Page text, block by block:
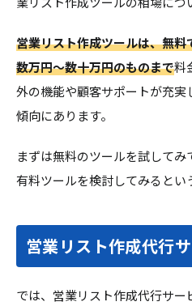
営業リスト作成ツールは、無
数万円～数十万円のものまで料
外の機能や顧客サポートが充
傾向にあります。
まずは無料のツールを試して
有料ツールを検討してみるとい
営業リスト作成代行
では、営業リスト作成代行サ